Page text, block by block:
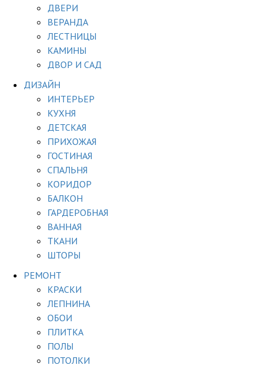
ДВЕРИ
ВЕРАНДА
ЛЕСТНИЦЫ
КАМИНЫ
ДВОР И САД
ДИЗАЙН
ИНТЕРЬЕР
КУХНЯ
ДЕТСКАЯ
ПРИХОЖАЯ
ГОСТИНАЯ
СПАЛЬНЯ
КОРИДОР
БАЛКОН
ГАРДЕРОБНАЯ
ВАННАЯ
ТКАНИ
ШТОРЫ
РЕМОНТ
КРАСКИ
ЛЕПНИНА
ОБОИ
ПЛИТКА
ПОЛЫ
ПОТОЛКИ